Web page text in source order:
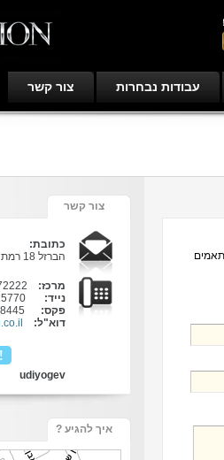
עבודות נבחרות צור קשר
צור קשר
כתובת:
הברזל 18 רמת החייל תל אביב
מרכז:03-5272222
050-4225770
פקס:077-4448445
דוא"ל:
udiyogev
איך להגיע ?